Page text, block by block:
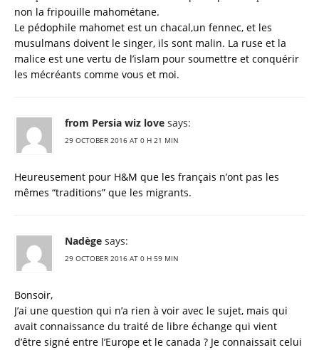
non la fripouille mahométane.
Le pédophile mahomet est un chacal,un fennec, et les
musulmans doivent le singer, ils sont malin. La ruse et la
malice est une vertu de l’islam pour soumettre et conquérir
les mécréants comme vous et moi.
from Persia wiz love says:
29 OCTOBER 2016 AT 0 H 21 MIN
Heureusement pour H&M que les français n’ont pas les
mêmes “traditions” que les migrants.
Nadège says:
29 OCTOBER 2016 AT 0 H 59 MIN
Bonsoir,
J’ai une question qui n’a rien à voir avec le sujet, mais qui
avait connaissance du traité de libre échange qui vient
d’être signé entre l’Europe et le canada ? Je connaissait celui